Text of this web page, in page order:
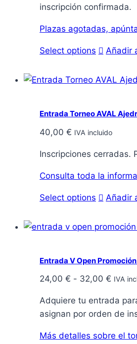
inscripción confirmada.
Plazas agotadas,
Select options Añadir
Entrada Torneo AVAL
40,00 € IVA incluido
Inscripciones cerradas.
Consulta toda la
Select options Añadir
Entrada V Open
24,00 € - 32,00 € Rango
desde
24,00
IVA
Adquiere tu entrada
asignan por orden de
Más detalles sobre el